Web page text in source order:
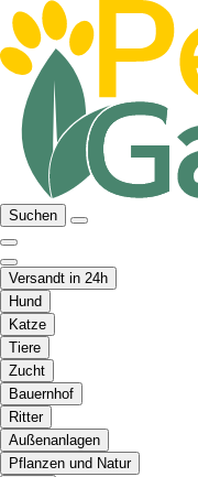
Suchen
Versandt in 24h
Hund
Katze
Tiere
Zucht
Bauernhof
Ritter
Außenanlagen
Pflanzen und Natur